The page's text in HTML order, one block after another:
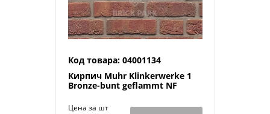
Код товара: 04001134
Кирпич Muhr Klinkerwerke 1
Bronze-bunt geflammt NF
Цена за шт